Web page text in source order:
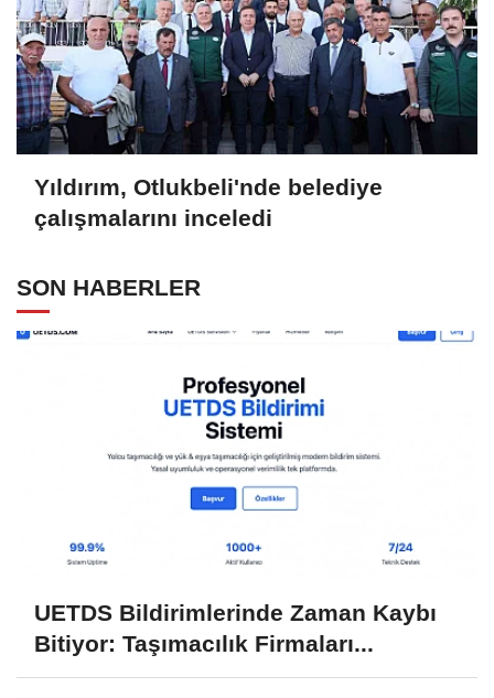
Yıldırım, Otlukbeli'nde belediye
çalışmalarını inceledi
SON HABERLER
UETDS Bildirimlerinde Zaman Kaybı
Bitiyor: Taşımacılık Firmaları...